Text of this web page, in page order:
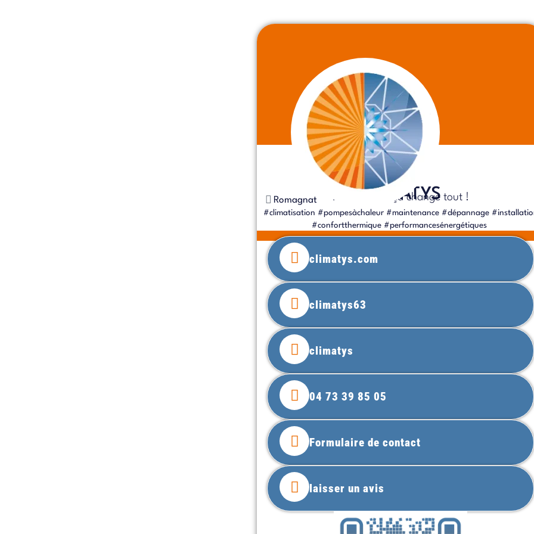
CLIMATYS
L’air de rien, ça change tout !
Romagnat
#climatisation #pompesàchaleur #maintenance #dépannage
#confortthermique #performancesénergétiques
climatys.com
climatys63
climatys
04 73 39 85 05
Formulaire de contact
laisser un avis